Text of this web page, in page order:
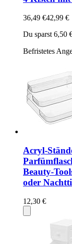
36,49 €42,99 €
Du sparst 6,50
Befristetes
Acryl-
Beauty-
oder
12,30 €